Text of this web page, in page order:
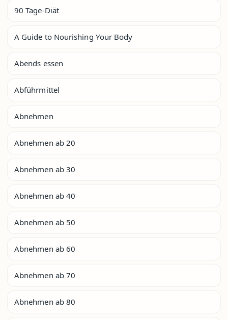
90 Tage-Diät
A Guide to Nourishing Your Body
Abends essen
Abführmittel
Abnehmen
Abnehmen ab 20
Abnehmen ab 30
Abnehmen ab 40
Abnehmen ab 50
Abnehmen ab 60
Abnehmen ab 70
Abnehmen ab 80